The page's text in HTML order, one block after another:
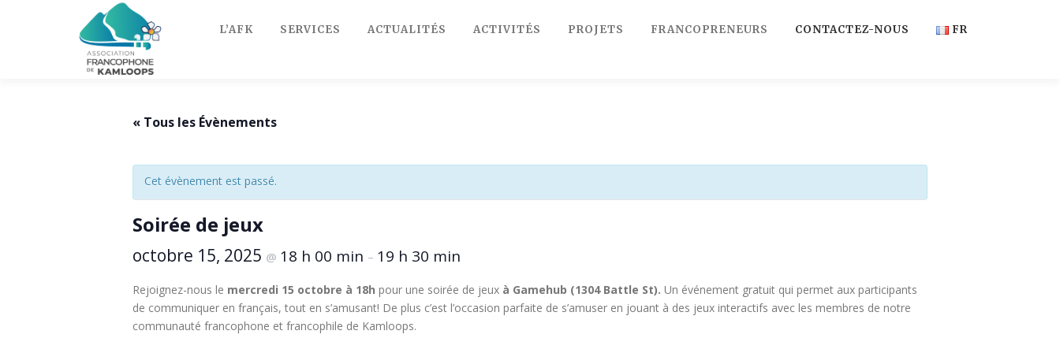
L’AFK SERVICES ACTUALITÉS ACTIVITÉS PROJETS FRANCOPRENEURS CONTACTEZ-NOUS FR
« Tous les Évènements
Cet évènement est passé.
Soirée de jeux
octobre 15, 2025 @ 18 h 00 min – 19 h 30 min
Rejoignez-nous le mercredi 15 octobre à 18h pour une soirée de jeux à Gamehub (1304 Battle St). Un événement gratuit qui permet aux participants
de communiquer en français, tout en s’amusant! De plus c’est l’occasion parfaite de s’amuser en jouant à des jeux interactifs avec les membres de notre
communauté francophone et francophile de Kamloops.